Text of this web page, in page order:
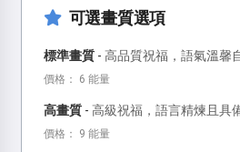
可選畫質選項
標準畫質 - 高品質祝福，語氣溫馨
價格： 6 能量
高畫質 - 高級祝福，語言精煉且具
價格： 9 能量